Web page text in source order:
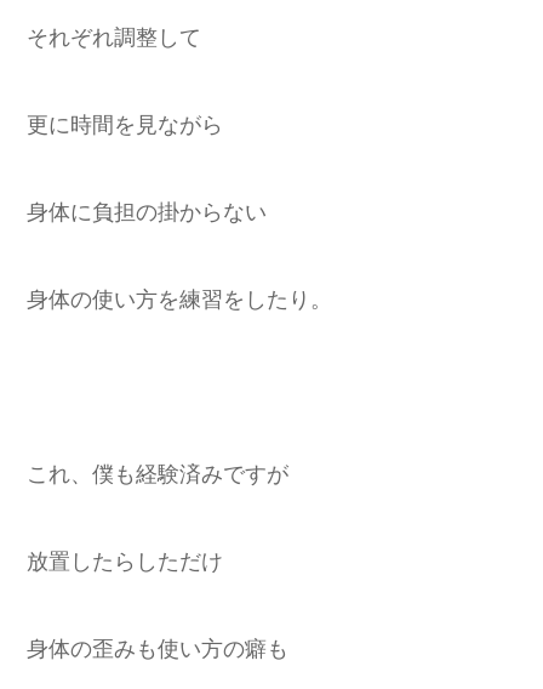
それぞれ調整して
更に時間を見ながら
身体に負担の掛からない
身体の使い方を練習をしたり。
これ、僕も経験済みですが
放置したらしただけ
身体の歪みも使い方の癖も